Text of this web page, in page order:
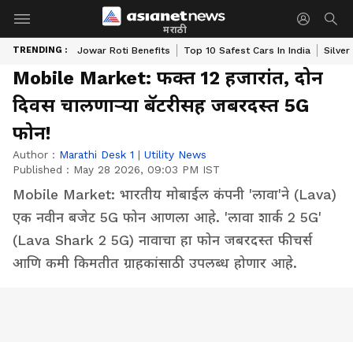
मराठी
TRENDING : Jowar Roti Benefits Top 10 Safest Cars In India Silver
Mobile Market: फक्त 12 हजारांत, दोन
दिवस चालणाऱ्या बॅटरीसह जबरदस्त 5G
फोन!
Author : Marathi Desk 1 | Utility News
Published : May 28 2026, 09:03 PM IST
Mobile Market: भारतीय मोबाईल कंपनी 'लावा'ने (Lava)
एक नवीन बजेट 5G फोन आणला आहे. 'लावा शार्क 2 5G'
(Lava Shark 2 5G) नावाचा हा फोन जबरदस्त फीचर्स
आणि कमी किमतीत ग्राहकांसाठी उपलब्ध होणार आहे.